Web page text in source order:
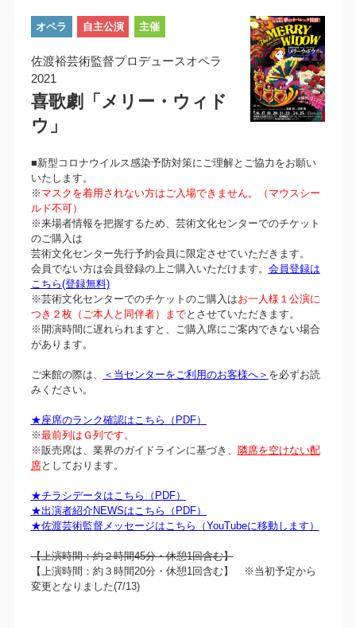
オペラ 自主公演 主催
佐渡裕芸術監督プロデュースオペラ
2021
喜歌劇「メリー・ウィド
ウ」
■新型コロナウイルス感染予防対策にご理解とご協力をお願い
いたします。
※ マスクを着用されない方はご入場できません。（マウスシー
ルド不可）
※来場者情報を把握するため、芸術文化センターでのチケット
のご購入は
芸術文化センター先行予約会員に限定させていただきます。
会員でない方は会員登録の上ご購入いただけます。 会員登録は
こちら(登録無料)
※芸術文化センターでのチケットのご購入はお一人様１公演に
つき２枚（ご本人と同伴者）までとさせていただきます。
※開演時間に遅れられますと、ご購入席にご案内できない場合
があります。
ご来館の際は、 ＜当センターをご利用のお客様へ＞ を必ずお読
みください。
★座席のランク確認はこちら（PDF）
※最前列はＧ列です。
※販売席は、業界のガイドラインに基づき、 隣席を空けない配
席としております。
★チラシデータはこちら（PDF）
★出演者紹介NEWSはこちら（PDF）
★佐渡芸術監督メッセージはこちら（YouTubeに移動します）
【上演時間：約２時間45分・休憩1回含む】
【上演時間：約３時間20分・休憩1回含む】 ※当初予定から
変更となりました(7/13)